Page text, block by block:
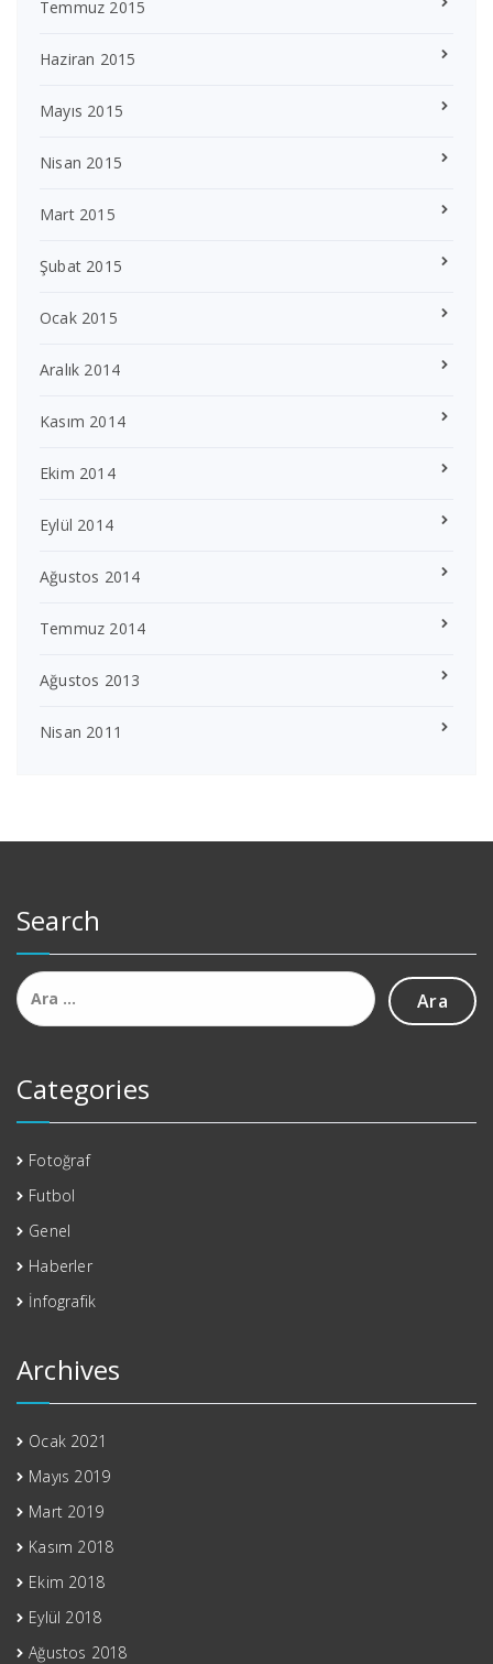
Temmuz 2015
Haziran 2015
Mayıs 2015
Nisan 2015
Mart 2015
Şubat 2015
Ocak 2015
Aralık 2014
Kasım 2014
Ekim 2014
Eylül 2014
Ağustos 2014
Temmuz 2014
Ağustos 2013
Nisan 2011
Search
Arama:
Categories
Fotoğraf
Futbol
Genel
Haberler
İnfografik
Archives
Ocak 2021
Mayıs 2019
Mart 2019
Kasım 2018
Ekim 2018
Eylül 2018
Ağustos 2018